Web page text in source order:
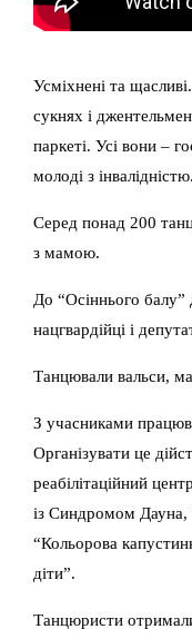
Усміхнені та
сукнях і
паркеті. Усі вони –
молоді з інвалідністю.
Серед понад 200
з мамою.
До “Осіннього балу”
нацгвардійці і
Танцювали вальси,
З учасниками
Організувати це
реабілітаційний
із Синдромом Дауна,
“Кольорова
діти”.
Танцюристи